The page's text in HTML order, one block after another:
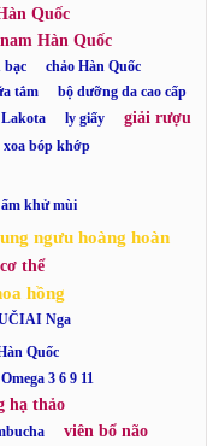
Quốc
Hàn Quốc
bạc
chảo Hàn Quốc
tắm
bộ dưỡng da cao cấp
ly giấy giải rượu
xoa bóp khớp
khử mùi
ngưu hoàng hoàn
thể
hồng
Nga
Quốc
Omega 3 6 9 11
hạ thảo
viên bổ não